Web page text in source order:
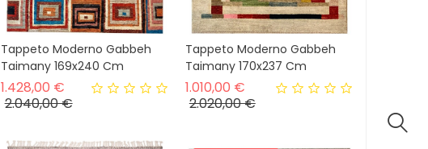
Tappeto Moderno Gabbeh
Taimany 169x240 Cm
1.428,00 €Prezzo base
2.040,00 €Prezzo
Tappeto Moderno Gabbeh
Taimany 170x237 Cm
1.010,00 €Prezzo base
2.020,00 €Prezzo